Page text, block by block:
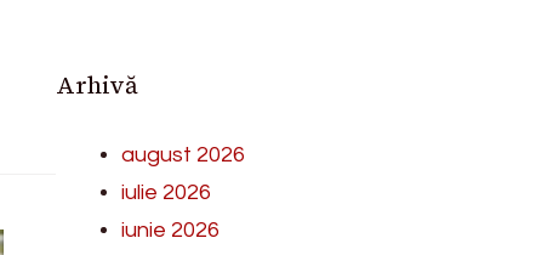
Arhivă
august 2026
iulie 2026
iunie 2026